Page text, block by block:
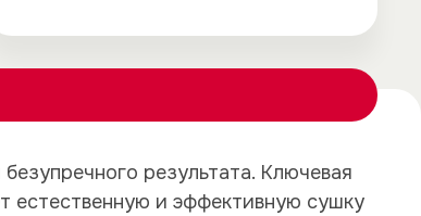
результата. Ключевая
естественную и эффективную сушку